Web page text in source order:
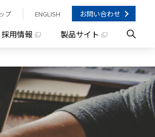
プ ENGLISH お問い合わせ
採用情報 製品サイト